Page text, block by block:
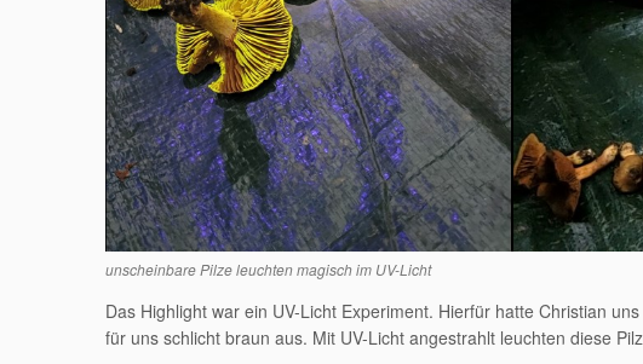
unscheinbare Pilze leuchten magisch im UV-Licht
Das Highlight war ein UV-Licht Experiment. Hierfür hatte Christian
für uns schlicht braun aus. Mit UV-Licht angestrahlt leuchten diese